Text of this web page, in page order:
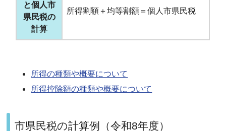
と個人市
県民税の
計算
所得割額＋均等割額＝個人市県民税
所得の種類や概要について
所得控除額の種類や概要について
市県民税の計算例（令和8年度）